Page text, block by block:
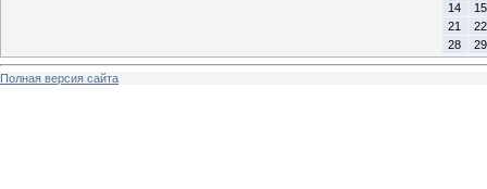
14
15
21
22
28
29
Полная версия сайта